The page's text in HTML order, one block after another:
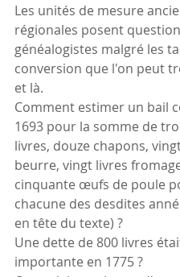
Les unités de mesure
régionales posent
généalogistes malgré les
conversion que l'on peut
et là.
Comment estimer un bail
1693 pour la somme de
livres, douze chapons,
beurre, vingt livres
cinquante œufs de poule
chacune des desdites
en tête du texte) ?
Une dette de 800 livres
importante en 1775 ?